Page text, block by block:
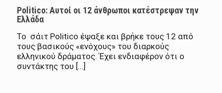
Politico: Αυτοί οι 12 άνθρωποι κατέστρεψαν την
Ελλάδα
Το σάιτ Politico έψαξε και βρήκε τους 12 από
τους βασικούς «ενόχους» του διαρκούς
ελληνικού δράματος. Έχει ενδιαφέρον ότι ο
συντάκτης του […]